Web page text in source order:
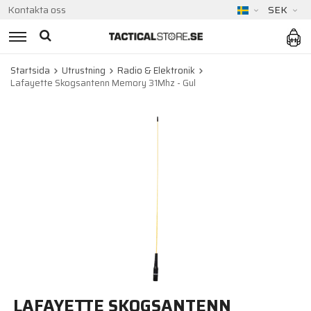
Kontakta oss SEK
Startsida Utrustning
Radio & Elektronik
Lafayette Skogsantenn Memory 31Mhz - Gul